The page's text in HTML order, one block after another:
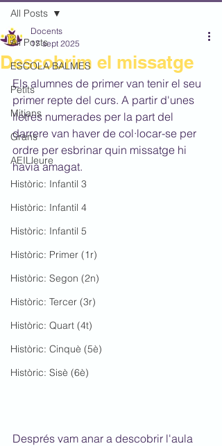
All Posts
ESCOLA BALMES
Petits
Mitjans
Grans
AEILleure
Històric: Infantil 3
Històric: Infantil 4
Històric: Infantil 5
Històric: Primer (1r)
Històric: Segon (2n)
Històric: Tercer (3r)
Històric: Quart (4t)
Històric: Cinquè (5è)
Històric: Sisè (6è)
All Posts
Descobrim el missatge
Docents
17 sept 2025
Els alumnes de primer van tenir el seu
primer repte del curs. A partir d'unes
lletres numerades per la part del
darrere van haver de col·locar-se per
ordre per esbrinar quin missatge hi
havia amagat.
Després vam anar a descobrir l'aula